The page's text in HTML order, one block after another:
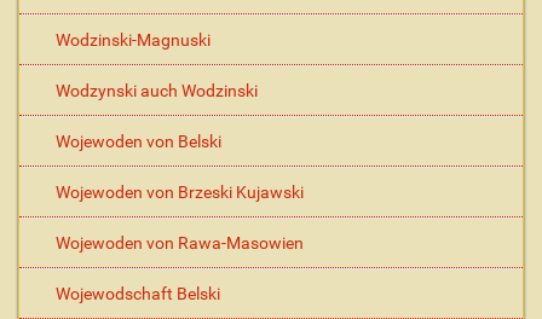
Wodzinski-Magnuski
Wodzynski auch Wodzinski
Wojewoden von Belski
Wojewoden von Brzeski Kujawski
Wojewoden von Rawa-Masowien
Wojewodschaft Belski